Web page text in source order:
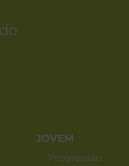
JOVEM
Progressão